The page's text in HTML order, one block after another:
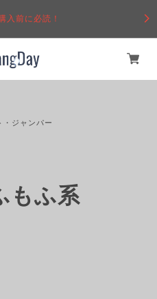
入前に必読！
・ジャンパー
もふ系